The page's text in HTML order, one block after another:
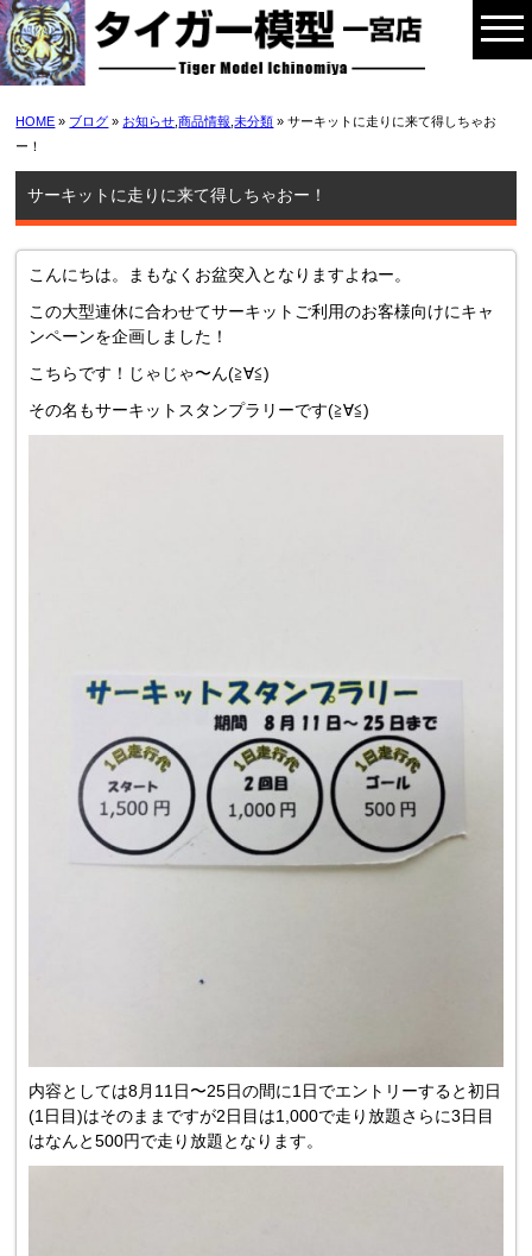
HOME » ブログ » お知らせ ,商品情報 ,未分類 » サーキットに走りに来て得しちゃお
ー！
サーキットに走りに来て得しちゃおー！
こんにちは。まもなくお盆突入となりますよねー。
この大型連休に合わせてサーキットご利用のお客様向けにキャ
ンペーンを企画しました！
こちらです！じゃじゃ〜ん(≧∀≦)
その名もサーキットスタンプラリーです(≧∀≦)
内容としては8月11日〜25日の間に1日でエントリーすると初日
(1日目)はそのままですが2日目は1,000で走り放題さらに3日目
はなんと500円で走り放題となります。